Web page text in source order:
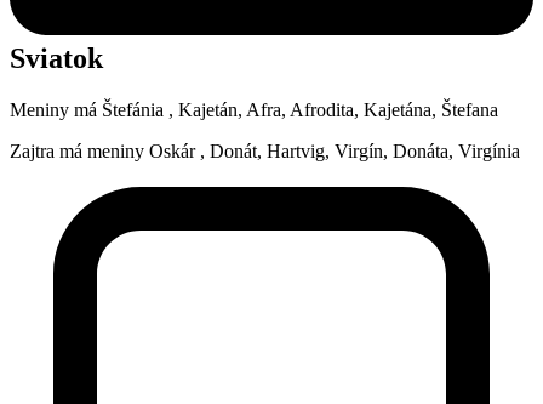
Sviatok
Meniny má Štefánia , Kajetán, Afra, Afrodita, Kajetána, Štefana
Zajtra má meniny Oskár , Donát, Hartvig, Virgín, Donáta, Virgínia